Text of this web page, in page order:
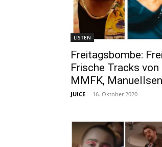
LISTEN
Freitagsbombe:
Frische Tracks von
MMFK,
JUICE - 16. Oktober 2020